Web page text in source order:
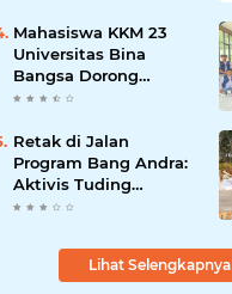
Diamankan
Mahasiswa KKM 23
Universitas Bina
Bangsa Dorong
Pemberdayaan
Seminar di Desa
Pelawad
Retak di Jalan
Program Bang Andra:
Aktivis Tuding
Lemahnya
Banten Masih Slow
Lihat Selengkapnya